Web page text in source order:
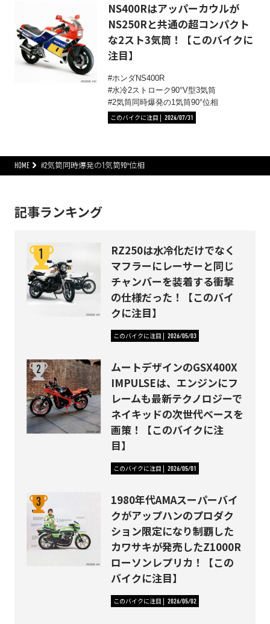
NS400Rはアッパーカウルが
NS250Rと共通の超コンパクト
な2スト3気筒！【このバイクに
注目】
ホンダNS400R
水冷2ストローク90°V型3気筒
2気筒同時爆発の1気筒90°位相
このバイクに注目
2024/07/31
HOME #2気筒同時爆発の1気筒90°位相
記事ランキング
RZ250は水冷化だけでなく
マフラーにレーサーと同じ
チャンバーを装着する衝撃
の仕様だった！【このバイ
クに注目】
このバイクに注目 2026/05/03
ムートデザインのGSX400X
IMPULSEは、エンジンにフ
レームも最新テクノロジーで
ネイキッドの次世代ベースを
画策！【このバイクに注
目】
このバイクに注目 2026/05/01
1980年代AMAスーパーバイ
クがアップハンのプロダク
ション限定になり制覇した
カワサキが発売したZ1000R
ローソンレプリカ！【この
バイクに注目】
このバイクに注目 2026/05/02